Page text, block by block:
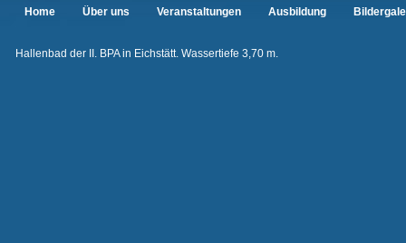
Home Über uns Veranstaltungen Ausbildung
Hallenbad der II. BPA in Eichstätt. Wassertiefe 3,70 m.